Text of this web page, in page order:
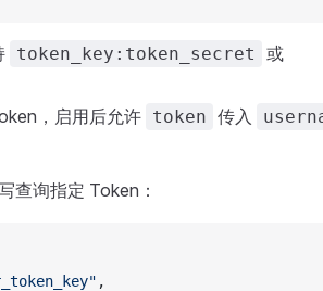
token_key:token_secret 或
，启用后允许 token 传入
查询指定 Token：
,